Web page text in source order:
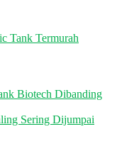
Tank Termurah
Biotech Dibanding
Sering Dijumpai